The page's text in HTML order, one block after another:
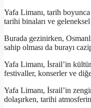
Yafa Limanı, tarih
tarihi binaları ve
Burada gezinirken,
sahip olması da burayı
Yafa Limanı, İsrail’in
festivaller, konserler ve
Yafa Limanı, İsrail’in
dolaşırken, tarihi